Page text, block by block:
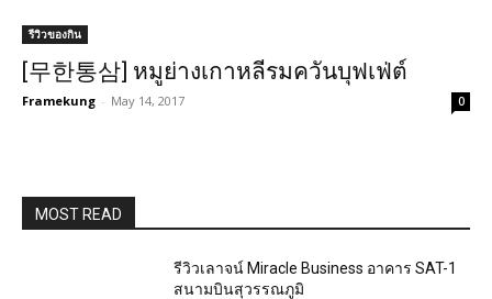
รีวิวของกิน
[무한통삼] หมูย่างเกาหลีรมควันบุฟเฟ่ต์
Framekung - May 14, 2017 0
MOST READ
รีวิวเลาจน์ Miracle Business อาคาร SAT-1
สนามบินสุวรรณภูมิ